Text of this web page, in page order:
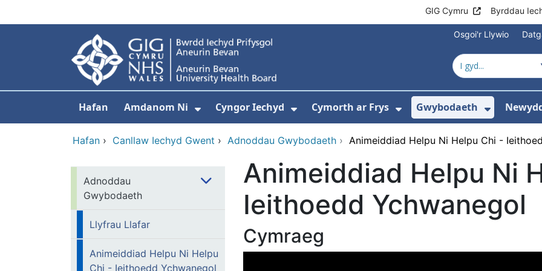
GIG Cymru Byrddau
Osgoi'r Llywio
Hafan Amdanom Ni
Dangos isddewislen ar gyfer Amdanom Ni
Cyngor Iechyd
Dangos isddewislen ar gyfer Cyngor
Cymorth ar Frys
Dangos isddewislen ar
Gwybodaeth
Dangos
Hafan › Canllaw Iechyd Gwent › Adnoddau Gwybodaeth › Animeiddiad Helpu Ni Helpu Chi -
Adnoddau
Gwybodaeth
Llyfrau Llafar
Animeiddiad Helpu Ni Helpu
Chi - Ieithoedd Ychwanegol
Animeiddiad Helpu Ni
Ieithoedd Ychwanegol
Cymraeg